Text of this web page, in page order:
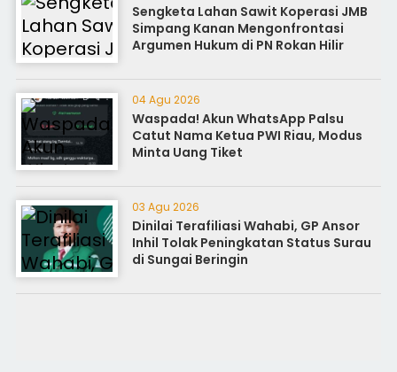
Sengketa Lahan Sawit Koperasi JMB
Simpang Kanan Mengonfrontasi
Argumen Hukum di PN Rokan Hilir
04 Agu 2026
Waspada! Akun WhatsApp Palsu
Catut Nama Ketua PWI Riau, Modus
Minta Uang Tiket
03 Agu 2026
Dinilai Terafiliasi Wahabi, GP Ansor
Inhil Tolak Peningkatan Status Surau
di Sungai Beringin